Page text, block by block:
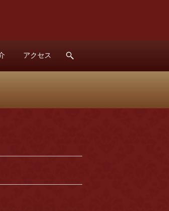
アクセス search